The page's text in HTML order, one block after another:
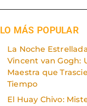
LO MÁS POPULAR
La Noche
Vincent van Gogh:
Maestra que
Tiempo
El Huay Chivo: